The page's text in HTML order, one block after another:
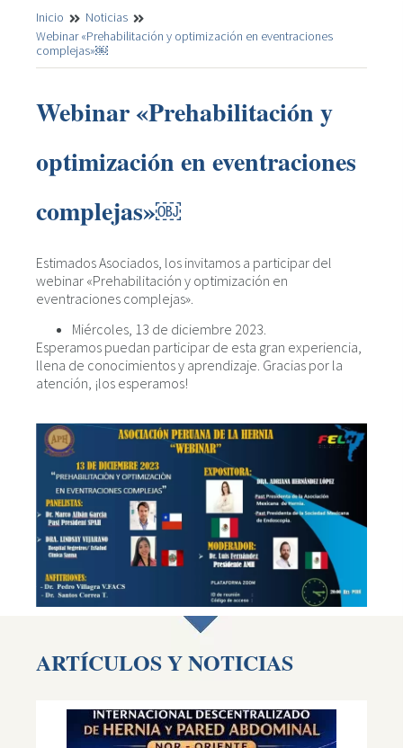
Inicio
Noticias
Webinar «Prehabilitación y optimización en eventraciones
complejas»￼
Webinar «Prehabilitación y
optimización en eventraciones
complejas»￼
Estimados Asociados, los invitamos a participar del
webinar «Prehabilitación y optimización en
eventraciones complejas».
Miércoles, 13 de diciembre 2023.
Esperamos puedan participar de esta gran experiencia,
llena de conocimientos y aprendizaje. Gracias por la
atención, ¡los esperamos!
ARTÍCULOS Y NOTICIAS